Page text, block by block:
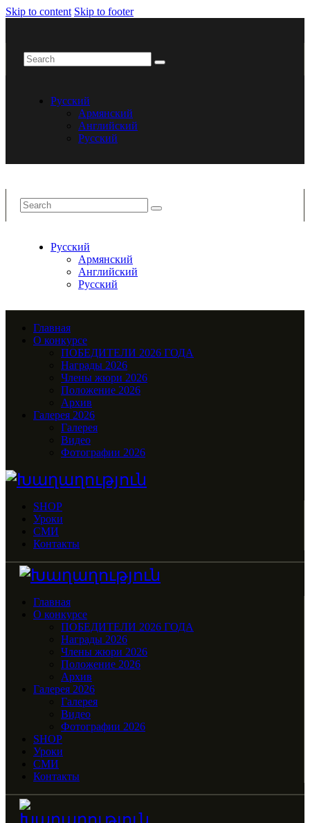
Skip to content Skip to footer
Русский
Армянский
Английский
Русский
Русский
Армянский
Английский
Русский
Главная
О конкурсе
ПОБЕДИТЕЛИ 2026 ГОДА
Награды 2026
Члены жюри 2026
Положение 2026
Архив
Галерея 2026
Галерея
Видео
Фотографии 2026
SHOP
Уроки
СМИ
Контакты
Главная
О конкурсе
ПОБЕДИТЕЛИ 2026 ГОДА
Награды 2026
Члены жюри 2026
Положение 2026
Архив
Галерея 2026
Галерея
Видео
Фотографии 2026
SHOP
Уроки
СМИ
Контакты